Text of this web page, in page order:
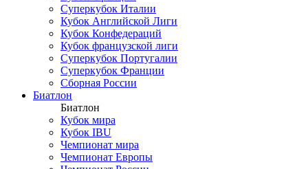
Суперкубок Италии
Кубок Английской Лиги
Кубок Конфедераций
Кубок французской лиги
Суперкубок Португалии
Суперкубок Франции
Сборная России
Биатлон
Биатлон
Кубок мира
Кубок IBU
Чемпионат мира
Чемпионат Европы